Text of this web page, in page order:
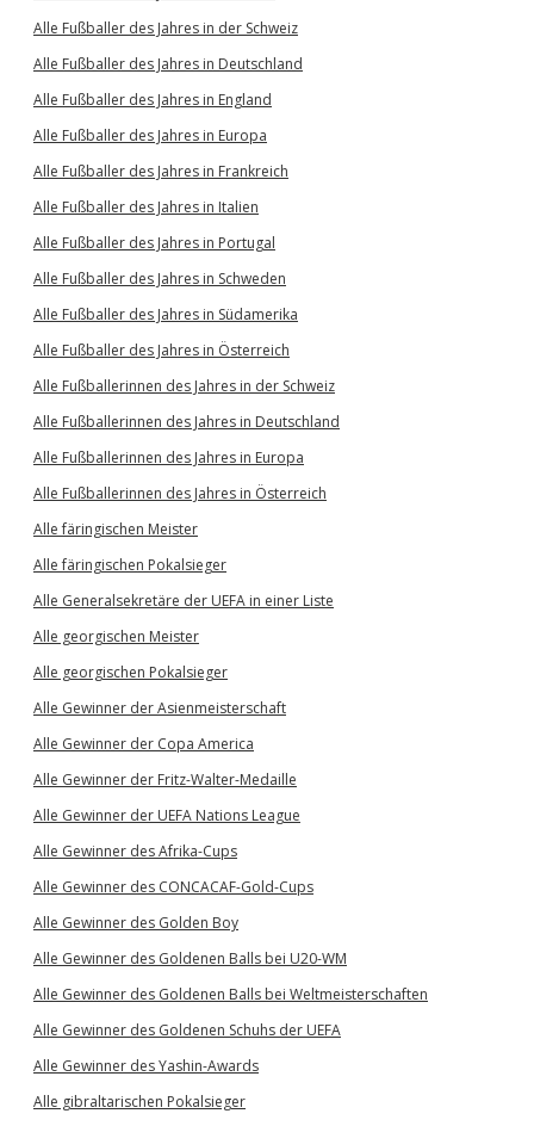
Alle Fußballer des Jahres in der Schweiz
Alle Fußballer des Jahres in Deutschland
Alle Fußballer des Jahres in England
Alle Fußballer des Jahres in Europa
Alle Fußballer des Jahres in Frankreich
Alle Fußballer des Jahres in Italien
Alle Fußballer des Jahres in Portugal
Alle Fußballer des Jahres in Schweden
Alle Fußballer des Jahres in Südamerika
Alle Fußballer des Jahres in Österreich
Alle Fußballerinnen des Jahres in der Schweiz
Alle Fußballerinnen des Jahres in Deutschland
Alle Fußballerinnen des Jahres in Europa
Alle Fußballerinnen des Jahres in Österreich
Alle färingischen Meister
Alle färingischen Pokalsieger
Alle Generalsekretäre der UEFA in einer Liste
Alle georgischen Meister
Alle georgischen Pokalsieger
Alle Gewinner der Asienmeisterschaft
Alle Gewinner der Copa America
Alle Gewinner der Fritz-Walter-Medaille
Alle Gewinner der UEFA Nations League
Alle Gewinner des Afrika-Cups
Alle Gewinner des CONCACAF-Gold-Cups
Alle Gewinner des Golden Boy
Alle Gewinner des Goldenen Balls bei U20-WM
Alle Gewinner des Goldenen Balls bei Weltmeisterschaften
Alle Gewinner des Goldenen Schuhs der UEFA
Alle Gewinner des Yashin-Awards
Alle gibraltarischen Pokalsieger